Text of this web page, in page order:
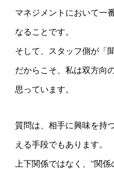
マネジメントにおいて一
なることです。
そして、スタッフ側が「
だからこそ、私は双方向
思っています。
質問は、相手に興味を持
える手段でもあります。
上下関係ではなく、“関